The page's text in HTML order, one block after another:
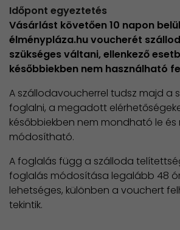
Időpont egyeztetés
Vásárlást követően 10 napon
élménypláza.hu voucherét
szükséges váltani, ellenkező
későbbiekben nem használható
A szállodavoucherrel tudsz majd a
foglalni, a megadott
későbbiekben nem mondható le és
módosítható.
A foglalás függ a szálloda
foglalás módosítása legalább 48
lehetséges, különben a vouchert
tekintik.